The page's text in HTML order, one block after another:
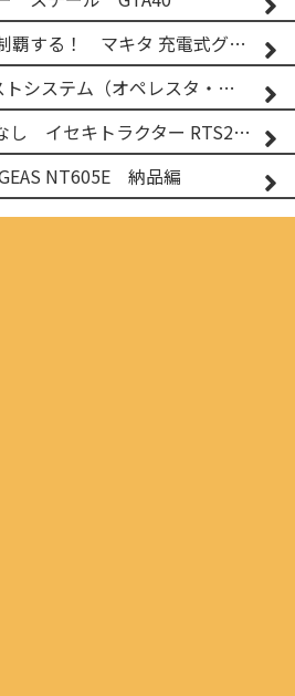
押すだけフィールドを制覇する！ マキタ 充電式グランドトリマー MUG001G
ISEKI 直進＆旋回アシストシステム（オペレスタ・ターン）搭載 イセキ 乗用田植機 PRJ8D-ZJL
低床トラクターで枝こなし イセキトラクター RTS205NS & フレールモア FNC1202F
NT605E 納品編